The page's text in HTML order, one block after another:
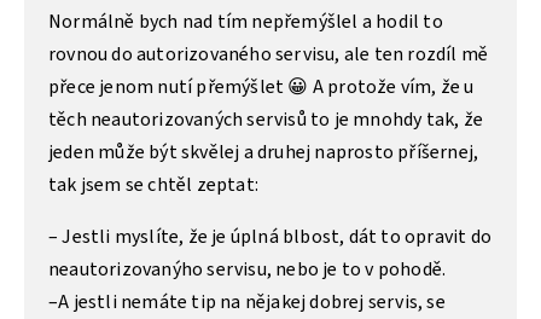
Normálně bych nad tím nepřemýšlel a hodil to
rovnou do autorizovaného servisu, ale ten rozdíl mě
přece jenom nutí přemýšlet 😀 A protože vím, že u
těch neautorizovaných servisů to je mnohdy tak, že
jeden může být skvělej a druhej naprosto příšernej,
tak jsem se chtěl zeptat:
– Jestli myslíte, že je úplná blbost, dát to opravit do
neautorizovanýho servisu, nebo je to v pohodě.
–A jestli nemáte tip na nějakej dobrej servis, se